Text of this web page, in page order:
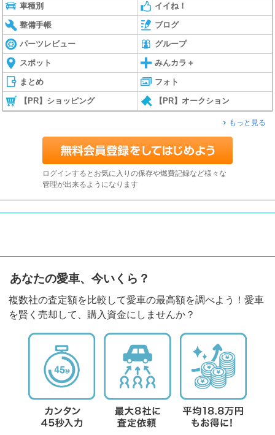
車種別 イイね！
整備手帳 ブログ
パーツレビュー グループ
スポット みんカラ＋
まとめ フォト
【PR】ショッピング 【PR】オークション
もっと見る
ログインするとお気に入りの保存や燃費記録など様々な
管理が出来るようになります
あなたの愛車、今いくら？
複数社の査定額を比較して愛車の最高額を調べよう！愛車
を賢く売却して、購入資金にしませんか？